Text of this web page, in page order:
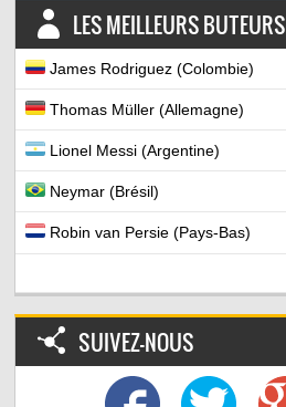
LES MEILLEURS BUTEURS
James Rodriguez (Colombie)
Thomas Müller (Allemagne)
Lionel Messi (Argentine)
Neymar (Brésil)
Robin van Persie (Pays-Bas)
SUIVEZ-NOUS